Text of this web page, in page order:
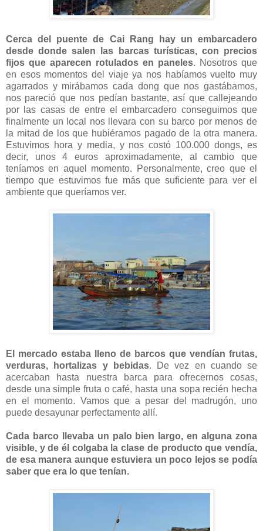
Cerca del puente de Cai Rang hay un embarcadero
desde donde salen las barcas turísticas, con precios
fijos que aparecen rotulados en paneles. Nosotros que
en esos momentos del viaje ya nos habíamos vuelto muy
agarrados y mirábamos cada dong que nos gastábamos,
nos pareció que nos pedían bastante, así que callejeando
por las casas de entre el embarcadero conseguimos que
finalmente un local nos llevara con su barco por menos de
la mitad de los que hubiéramos pagado de la otra manera.
Estuvimos hora y media, y nos costó 100.000 dongs, es
decir, unos 4 euros aproximadamente, al cambio que
teníamos en aquel momento. Personalmente, creo que el
tiempo que estuvimos fue más que suficiente para ver el
ambiente que queríamos ver.
El mercado estaba lleno de barcos que vendían frutas,
verduras, hortalizas y bebidas. De vez en cuando se
acercaban hasta nuestra barca para ofrecernos cosas,
desde una simple fruta o café, hasta una sopa recién hecha
en el momento. Vamos que a pesar del madrugón, uno
puede desayunar perfectamente allí.
Cada barco llevaba un palo bien largo, en alguna zona
visible, y de él colgaba la clase de producto que vendía,
de esa manera aunque estuviera un poco lejos se podía
saber que era lo que tenían.